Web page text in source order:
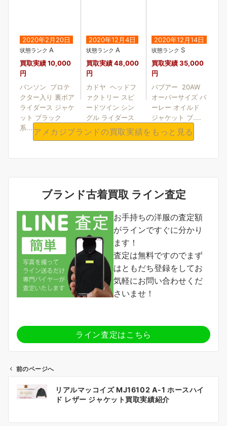
2020年2月20日
状態ランク A
買取実績10,000
円
バンソン プロテ
クター入り 裏ボア
ライダース ジャケ
ット ブラック
系....
2020年12月4日
状態ランク A
買取実績48,000
円
カドヤ ヘッドフ
ァクトリー スピ
ードツイン シン
グル ライダース
ジ....
2020年12月14日
状態ランク S
買取実績35,000
円
バブアー 20AW
オーバーサイズ バ
ーレー オイルド
ジャケット ブ....
アメカジブランドの買取実績をもっと見る
ブランド古着買取 ライン査定
お手持ちの洋服の査定額
がラインですぐに分かり
ます！
査定は無料ですのでまず
はともだち登録をしてお
気軽にお問い合わせくだ
さいませ！
ライン査定はこちら
ビ
前のページへ
リアルマッコイズ MJ16102 A-1 ホースハイ
ド レザー ジャケット買取実績紹介